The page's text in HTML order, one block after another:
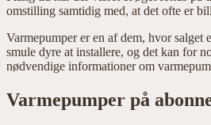
omstilling samtidig med, at det ofte er
Varmepumper er en af dem, hvor
smule dyre at installere, og det kan for
nødvendige informationer om
Varmepumper på